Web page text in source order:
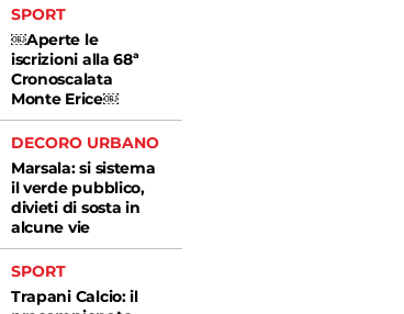
SPORT
￼Aperte le
iscrizioni alla 68ª
Cronoscalata
Monte Erice￼
DECORO URBANO
Marsala: si sistema
il verde pubblico,
divieti di sosta in
alcune vie
SPORT
Trapani Calcio: il